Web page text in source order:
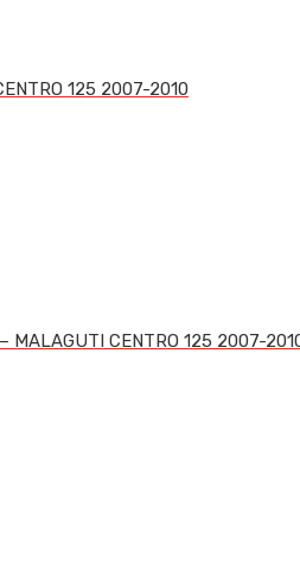
125 2007-2010
MALAGUTI CENTRO 125 2007-